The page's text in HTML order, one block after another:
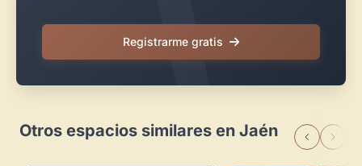
Registrarme gratis
Otros espacios similares en Jaén